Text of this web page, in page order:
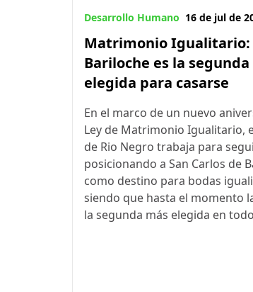
Matrimonio Igualitario:
Bariloche es la
elegida para casarse
Desarrollo Humano 16 de jul de
En el marco de un nuevo
Ley de Matrimonio Igualitario,
de Rio Negro trabaja para
posicionando a San Carlos de
como destino para bodas
siendo que hasta el momento
la segunda más elegida en